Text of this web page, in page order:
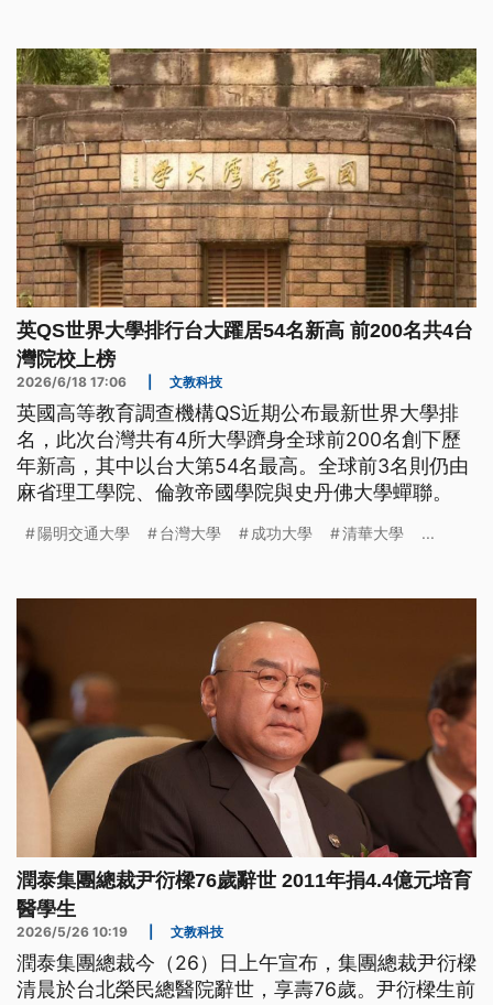
英QS世界大學排行台大躍居54名新高 前200名共4台
灣院校上榜
2026/6/18 17:06 文教科技
英國高等教育調查機構QS近期公布最新世界大學排
名，此次台灣共有4所大學躋身全球前200名創下歷
年新高，其中以台大第54名最高。全球前3名則仍由
麻省理工學院、倫敦帝國學院與史丹佛大學蟬聯。
陽明交通大學 台灣大學 成功大學 清華大學 ...
潤泰集團總裁尹衍樑76歲辭世 2011年捐4.4億元培育
醫學生
2026/5/26 10:19 文教科技
潤泰集團總裁今（26）日上午宣布，集團總裁尹衍樑
清晨於台北榮民總醫院辭世，享壽76歲。尹衍樑生前